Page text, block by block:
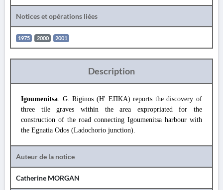
Notices et opérations liées
1975 2000 2001
Description
Igoumenitsa. G. Riginos (Η' ΕΠΚΑ) reports the discovery of
three tile graves within the area expropriated for the
construction of the road connecting Igoumenitsa harbour with
the Egnatia Odos (Ladochorio junction).
Auteur de la notice
Catherine MORGAN